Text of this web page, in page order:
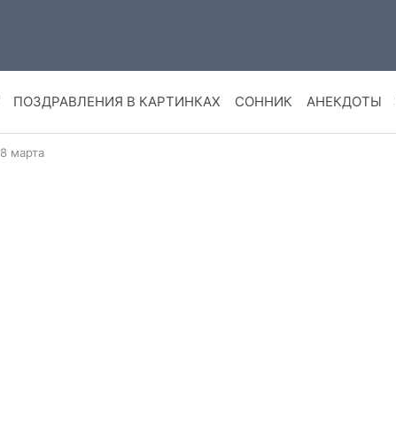
ПОЗДРАВЛЕНИЯ В КАРТИНКАХ СОННИК АНЕКДОТЫ
8 марта